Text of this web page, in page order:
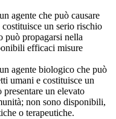
un agente che può causare
un serio rischio
può propagarsi nella
efficaci misure
un agente biologico che può
umani e costituisce un
un elevato
non sono disponibili,
o terapeutiche.